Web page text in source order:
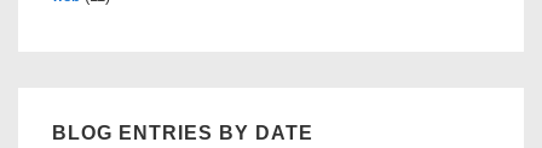
BLOG ENTRIES BY DATE